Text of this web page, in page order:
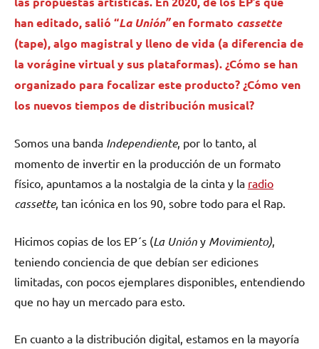
han editado, salió “La Unión”en formato cassette
(tape), algo magistral y lleno de vida (a diferencia de
la vorágine virtual y sus plataformas). ¿Cómo se han
organizado para focalizar este producto? ¿Cómo ven
los nuevos tiempos de distribución musical?
Somos una banda Independiente, por lo tanto, al
momento de invertir en la producción de un formato
físico, apuntamos a la nostalgia de la cinta y la radio
cassette, tan icónica en los 90, sobre todo para el Rap.
Hicimos copias de los EP´s (La Unión y Movimiento),
teniendo conciencia de que debían ser ediciones
limitadas, con pocos ejemplares disponibles, entendiendo
que no hay un mercado para esto.
En cuanto a la distribución digital, estamos en la mayoría